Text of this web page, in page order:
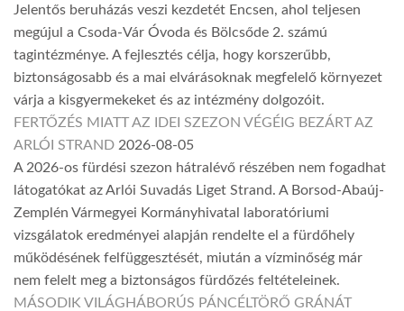
Jelentős beruházás veszi kezdetét Encsen, ahol teljesen
megújul a Csoda-Vár Óvoda és Bölcsőde 2. számú
tagintézménye. A fejlesztés célja, hogy korszerűbb,
biztonságosabb és a mai elvárásoknak megfelelő környezet
várja a kisgyermekeket és az intézmény dolgozóit.
FERTŐZÉS MIATT AZ IDEI SZEZON VÉGÉIG BEZÁRT AZ
ARLÓI STRAND 2026-08-05
A 2026-os fürdési szezon hátralévő részében nem fogadhat
látogatókat az Arlói Suvadás Liget Strand. A Borsod-Abaúj-
Zemplén Vármegyei Kormányhivatal laboratóriumi
vizsgálatok eredményei alapján rendelte el a fürdőhely
működésének felfüggesztését, miután a vízminőség már
nem felelt meg a biztonságos fürdőzés feltételeinek.
MÁSODIK VILÁGHÁBORÚS PÁNCÉLTÖRŐ GRÁNÁT